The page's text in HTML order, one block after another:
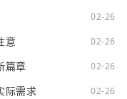
02-26
意 02-26
篇章 02-26
际需求 02-26